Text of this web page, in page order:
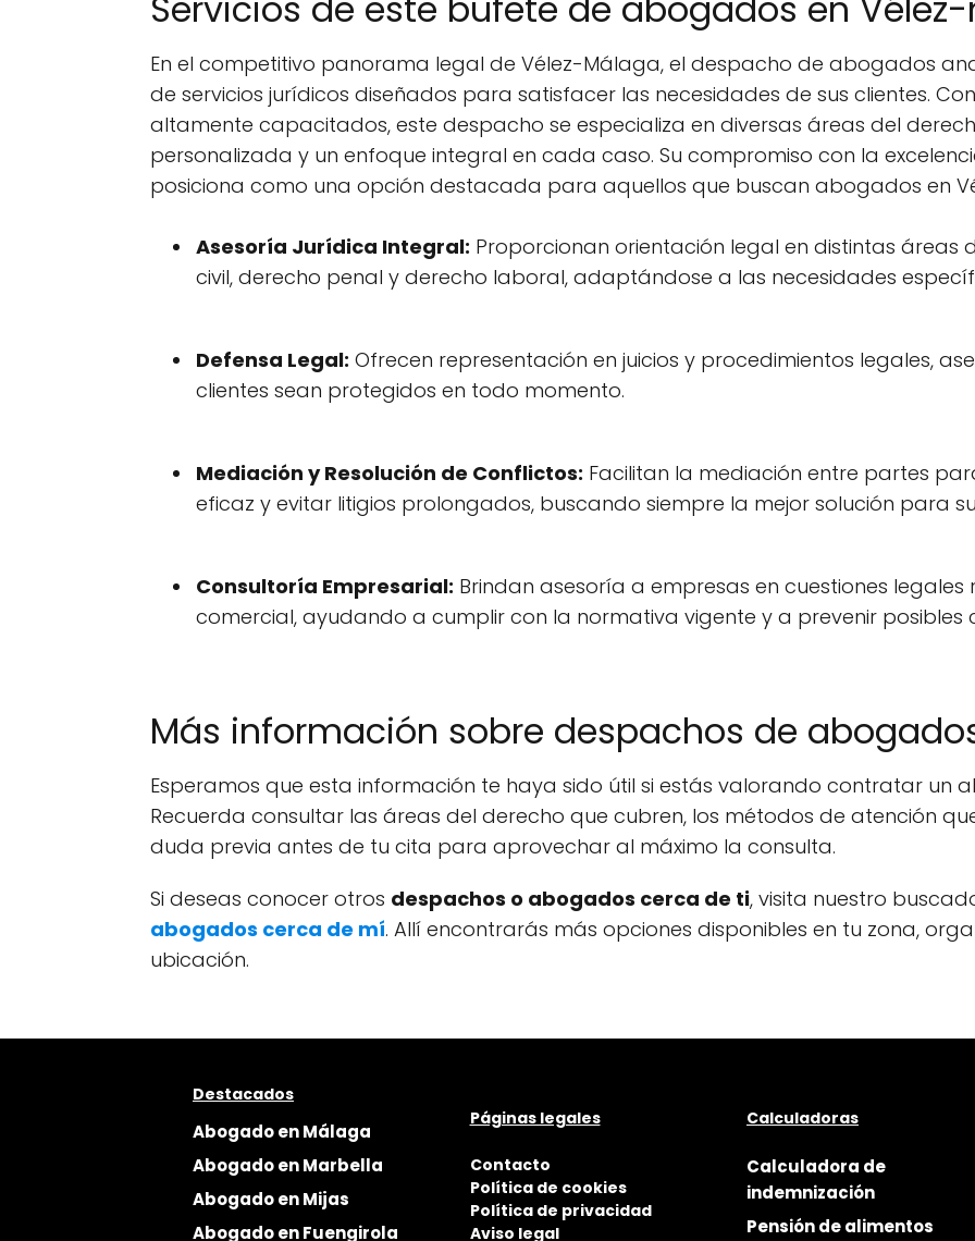
En el competitivo panorama legal de Vélez-Málaga, el despacho de abogados
de servicios jurídicos diseñados para satisfacer las necesidades de sus clientes.
altamente capacitados, este despacho se especializa en diversas áreas del
personalizada y un enfoque integral en cada caso. Su compromiso con la
posiciona como una opción destacada para aquellos que buscan abogados en
Asesoría Jurídica Integral: Proporcionan orientación legal en distintas áreas
civil, derecho penal y derecho laboral, adaptándose a las necesidades
Defensa Legal: Ofrecen representación en juicios y procedimientos legales,
clientes sean protegidos en todo momento.
Mediación y Resolución de Conflictos: Facilitan la mediación entre partes
eficaz y evitar litigios prolongados, buscando siempre la mejor solución para
Consultoría Empresarial: Brindan asesoría a empresas en cuestiones
comercial, ayudando a cumplir con la normativa vigente y a prevenir posibles
Más información sobre despachos de
Esperamos que esta información te haya sido útil si estás valorando contratar un
Recuerda consultar las áreas del derecho que cubren, los métodos de atención
duda previa antes de tu cita para aprovechar al máximo la consulta.
Si deseas conocer otros despachos o abogados cerca de ti, visita nuestro
abogados cerca de mí. Allí encontrarás más opciones disponibles en tu zona,
ubicación.
Destacados
Abogado en Málaga
Abogado en Marbella
Abogado en Mijas
Abogado en Fuengirola
Páginas legales
Contacto
Política de cookies
Política de privacidad
Aviso legal
Calculadoras
Calculadora de
indemnización
Pensión de alimentos